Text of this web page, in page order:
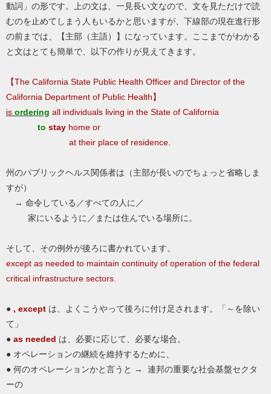
動詞」の形です。上の文は、一見長い文なので、文を見ただけで読
むのを止めてしまう人もいるかと思いますが、下線部の現在進行形
の前までは、【主部（主語）】になっています。ここまでがわかる
と文はとても簡単で、以下の作りが見えてきます。
【The California State Public Health Officer and Director of the
California Department of Public Health】
is ordering all individuals living in the State of California
to stay home or
at their place of residence.
州のパブリックヘルス関係者は（主部が長いのでちょっと省略しま
すが）
→ 命令している／すべての人に／
家にいるように／または住んでいる場所に。
そして、その例外が後ろに書かれています。
except as needed to maintain continuity of operation of the federal
critical infrastructure sectors.
● , except は、よくこうやって後ろに付け足されます。「～を除い
て」
● as needed は、必要に応じて、必要な場合。
● オペレーションの継続を維持するために、
● 何のオペレーションかと言うと → 連邦の重要な社会基盤セクタ
ーの